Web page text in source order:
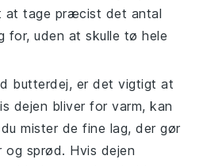
at tage præcist det antal
for, uden at skulle tø hele
butterdej, er det vigtigt at
dejen bliver for varm, kan
mister de fine lag, der gør
sprød. Hvis dejen